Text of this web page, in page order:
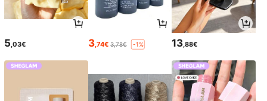
5 ,03€ 3,74€ 3,78€ -1% 13 ,88€